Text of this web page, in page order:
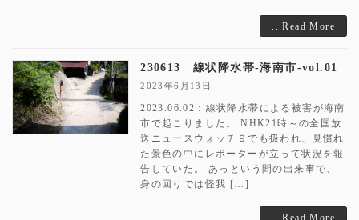
...Read More
230613 線状降水帯-海南市-vol.01
2023年6月13日
2023.06.02：線状降水帯による被害が海南
市で起こりました。 NHK21時～の全国放
送ニュースウォッチ９でも扱われ、見慣れ
た景色の中にレポーターが立って状況を報
告していた。 あっという間の出来事で、
身の回りでは怪我 […]
...Read More